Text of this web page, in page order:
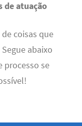
de atuação
coisas que
Segue abaixo
processo se